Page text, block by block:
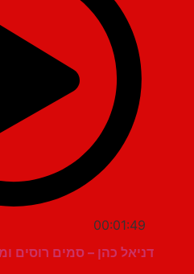
00:01:49
דניאל כהן – סמים רוסים ומונדיאל